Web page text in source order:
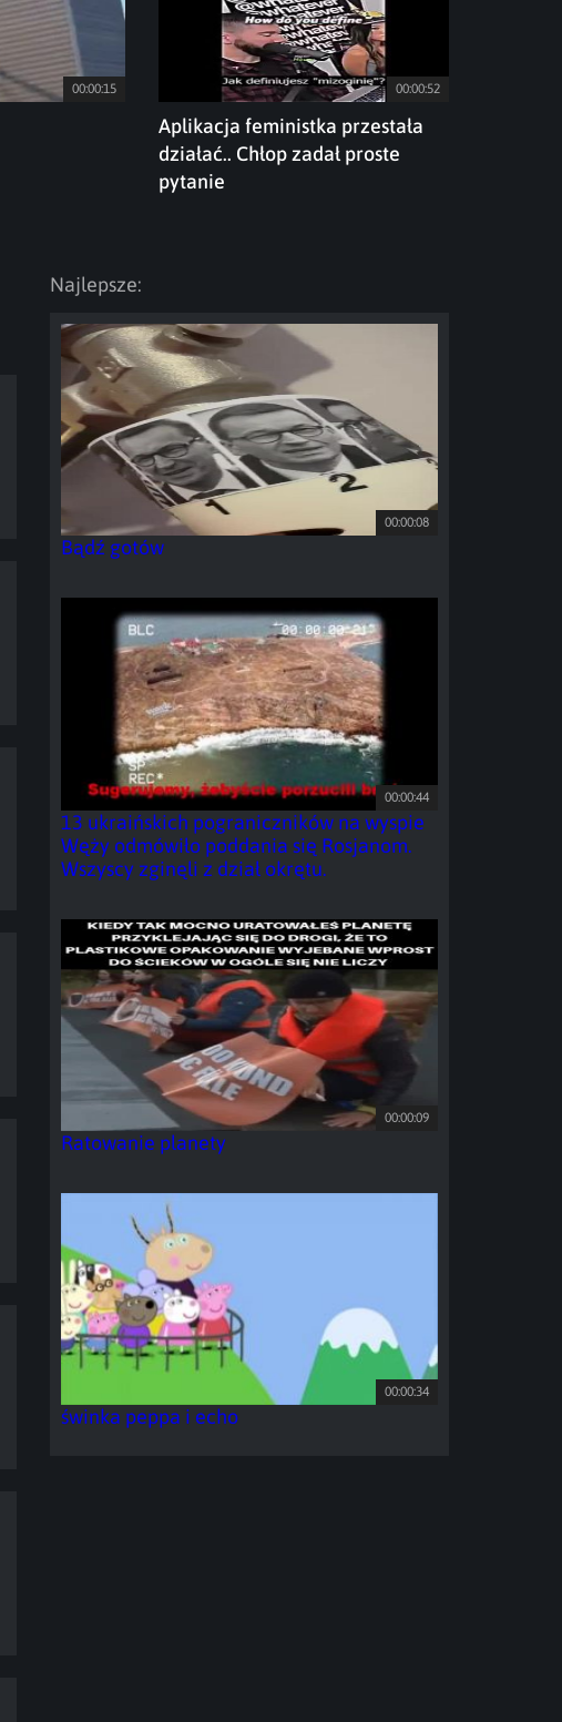
00:00:15 00:00:52
Aplikacja feministka przestała
działać.. Chłop zadał proste
pytanie
Najlepsze:
00:00:08
Bądź gotów
00:00:44
13 ukraińskich pograniczników na wyspie
Węży odmówiło poddania się Rosjanom.
Wszyscy zginęli z dział okrętu.
00:00:09
Ratowanie planety
00:00:34
świnka peppa i echo